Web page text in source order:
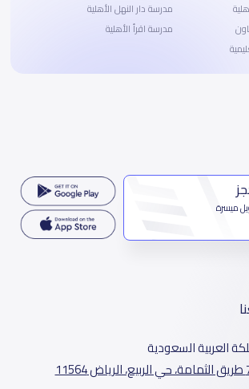
مدرسة دار النهل الأهلية
مدرسة اقرأ الأهلية
ميسرة
العربية السعودية